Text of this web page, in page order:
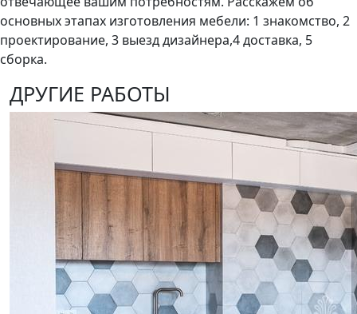
основных этапах изготовления мебели: 1 знакомство, 2
проектирование, 3 выезд дизайнера,4 доставка, 5
сборка.
ДРУГИЕ РАБОТЫ